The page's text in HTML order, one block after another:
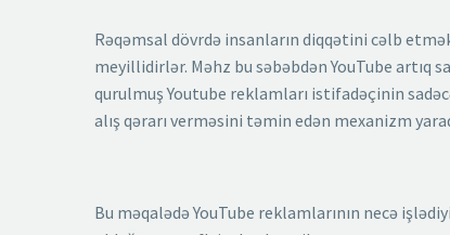
Rəqəmsal dövrdə insanların diqqətini cəlb
meyillidirlər. Məhz bu səbəbdən YouTube artıq
qurulmuş Youtube reklamları istifadəçinin
alış qərarı verməsini təmin edən mexanizm
Bu məqalədə YouTube reklamlarının necə